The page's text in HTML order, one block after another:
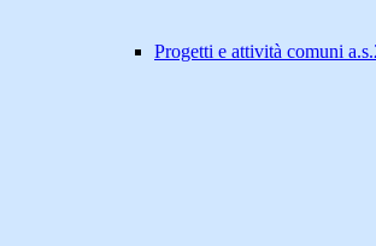
Progetti e attività comuni